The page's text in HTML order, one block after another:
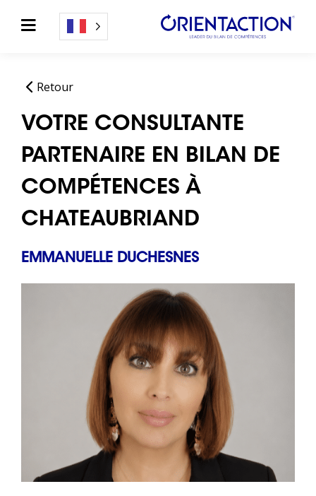
Retour
VOTRE CONSULTANTE
PARTENAIRE EN BILAN DE
COMPÉTENCES À
CHATEAUBRIAND
EMMANUELLE DUCHESNES